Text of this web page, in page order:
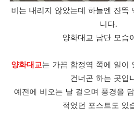
비는 내리지 않았는데 하늘엔 잔뜩
니다.
양화대교 남단 모습
양화대교는 가끔 합정역 쪽에 일이
건너곤 하는 곳입
예전에 비오는 날 걸으며 풍경을
적었던 포스트도 있